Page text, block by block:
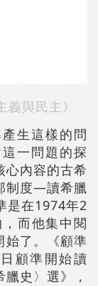
與民主》
生這樣的問
一問題的探
心內容的古希
制度—讀希臘
是在1974年2
而他集中閱
始了。《顧準
顧準開始讀
史〉選》，